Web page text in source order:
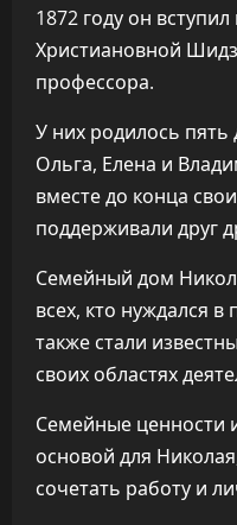
1872 году он
Христиановной
профессора.
У них родилось
Ольга, Елена и
вместе до конца
поддерживали друг
Семейный дом
всех, кто нуждался
также стали
своих областях
Семейные ценности
основой для
сочетать работу и